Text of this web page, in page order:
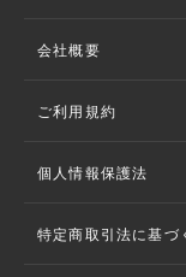
会社概要
ご利用規約
個人情報保護法
特定商取引法に基づ